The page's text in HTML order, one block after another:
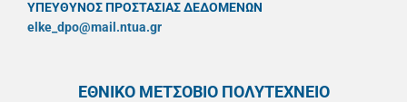
ΥΠΕΥΘYΝΟΣ ΠΡΟΣΤΑΣΙΑΣ ΔΕΔΟΜΕΝΩΝ
elke_dpo@mail.ntua.gr
ΕΘΝΙΚΟ ΜΕΤΣΟΒΙΟ ΠΟΛΥΤΕΧΝΕΙΟ